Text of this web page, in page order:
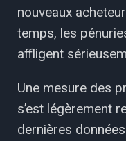
nouveaux
temps, les
affligent
Une mesure des
s’est légèrement
dernières